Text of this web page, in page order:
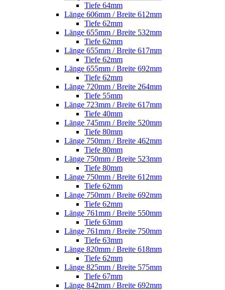
Tiefe 64mm
Länge 606mm / Breite 612mm
Tiefe 62mm
Länge 655mm / Breite 532mm
Tiefe 62mm
Länge 655mm / Breite 617mm
Tiefe 62mm
Länge 655mm / Breite 692mm
Tiefe 62mm
Länge 720mm / Breite 264mm
Tiefe 55mm
Länge 723mm / Breite 617mm
Tiefe 40mm
Länge 745mm / Breite 520mm
Tiefe 80mm
Länge 750mm / Breite 462mm
Tiefe 80mm
Länge 750mm / Breite 523mm
Tiefe 80mm
Länge 750mm / Breite 612mm
Tiefe 62mm
Länge 750mm / Breite 692mm
Tiefe 62mm
Länge 761mm / Breite 550mm
Tiefe 63mm
Länge 761mm / Breite 750mm
Tiefe 63mm
Länge 820mm / Breite 618mm
Tiefe 62mm
Länge 825mm / Breite 575mm
Tiefe 67mm
Länge 842mm / Breite 692mm